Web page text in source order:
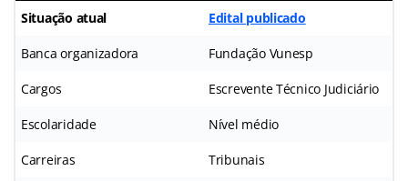
Situação atual Edital publicado
Banca organizadora Fundação Vunesp
Cargos Escrevente Técnico Judiciário
Escolaridade Nível médio
Carreiras Tribunais